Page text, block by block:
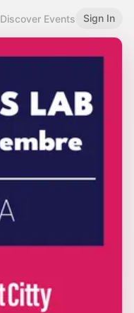
Discover Events Sign In